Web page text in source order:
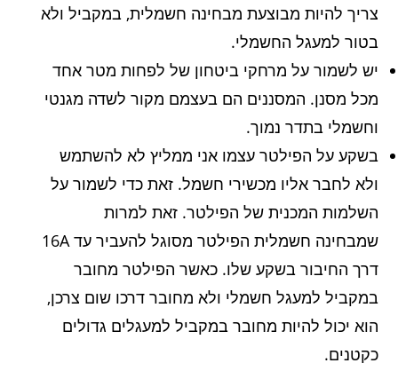
צריך להיות מבוצעת מבחינה חשמלית, במקביל ולא
בטור למעגל החשמלי.
יש לשמור על מרחקי ביטחון של לפחות מטר אחד
מכל מסנן. המסננים הם בעצמם מקור לשדה מגנטי
וחשמלי בתדר נמוך.
בשקע על הפילטר עצמו אני ממליץ לא להשתמש
ולא לחבר אליו מכשירי חשמל. זאת כדי לשמור על
השלמות המכנית של הפילטר. זאת למרות
שמבחינה חשמלית הפילטר מסוגל להעביר עד 16A
דרך החיבור בשקע שלו. כאשר הפילטר מחובר
במקביל למעגל חשמלי ולא מחובר דרכו שום צרכן,
הוא יכול להיות מחובר במקביל למעגלים גדולים
כקטנים.